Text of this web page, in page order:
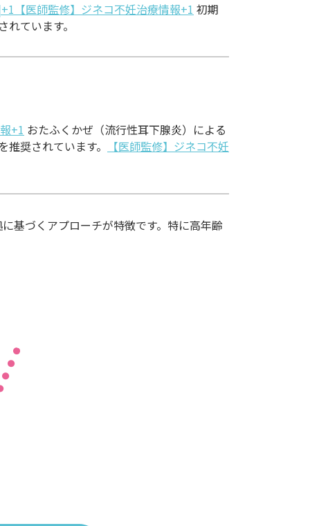
【医師監修】ジネコ不妊治療情報+1 初期
ています。
+1 おたふくかぜ（流行性耳下腺炎）による
奨されています。
【医師監修】ジネコ不妊
基づくアプローチが特徴です。特に高年齢